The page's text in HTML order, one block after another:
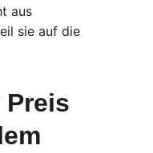
aus
sie auf die
Preis